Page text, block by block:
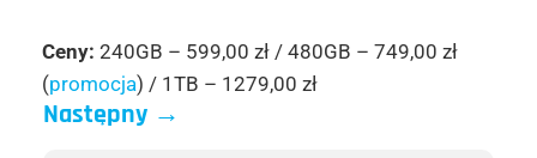
Ceny: 240GB – 599,00 zł / 480GB – 749,00 zł
(promocja) / 1TB – 1279,00 zł
Następny→